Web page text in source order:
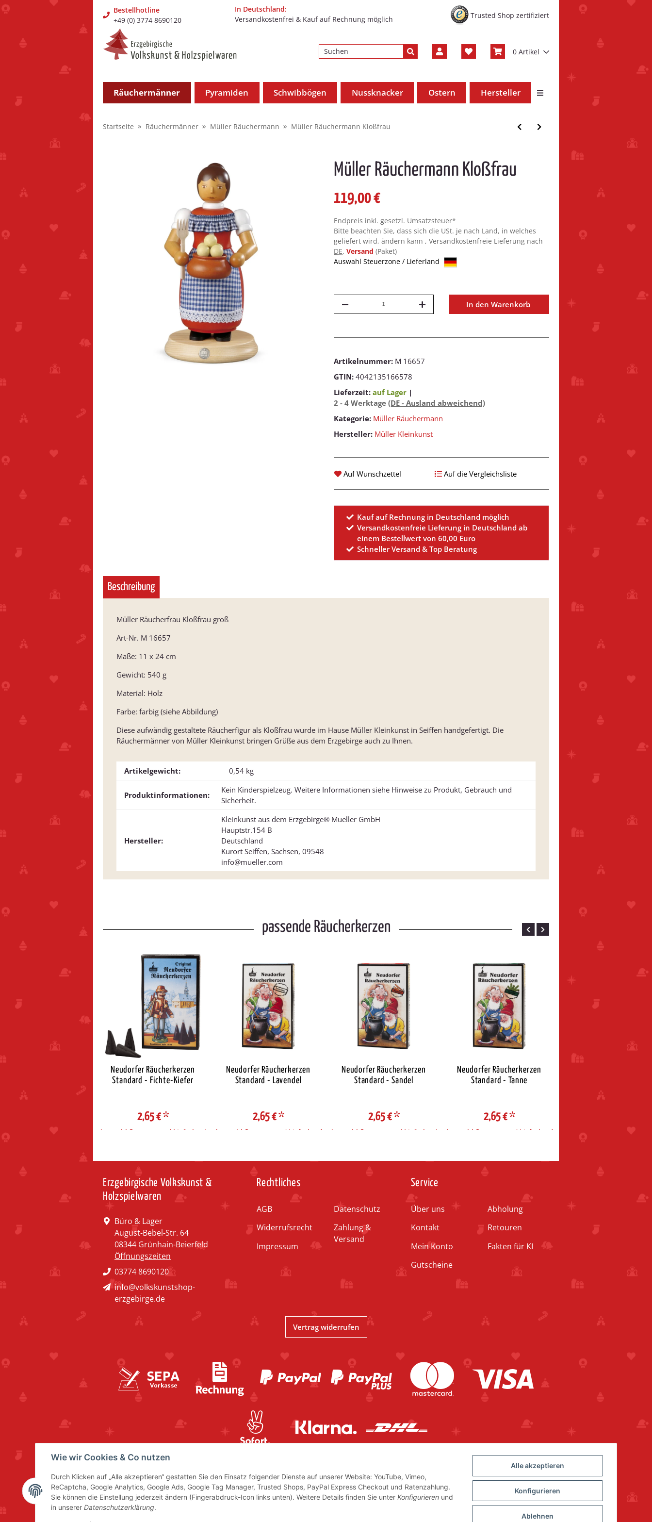
Bestellhotline
+49 (0) 3774 8690120
In Deutschland:
Versandkostenfrei & Kauf auf Rechnung möglich
Trusted Shop zertifiziert
0 Artikel
Räuchermänner Pyramiden Schwibbögen Nussknacker Ostern Hersteller
Startseite Räuchermänner Müller Räuchermann Müller Räuchermann Kloßfrau
Müller Räuchermann Kloßfrau
119,00 €
Endpreis inkl. gesetzl. Umsatzsteuer*
Bitte beachten Sie, dass sich die USt. je nach Land, in welches
geliefert wird, ändern kann , Versandkostenfreie Lieferung nach
DE. Versand (Paket)
Auswahl Steuerzone / Lieferland
In den Warenkorb
Artikelnummer: M 16657
GTIN: 4042135166578
Lieferzeit: auf Lager |
2 - 4 Werktage (DE - Ausland abweichend)
Kategorie: Müller Räuchermann
Hersteller: Müller Kleinkunst
Auf Wunschzettel Auf die Vergleichsliste
Kauf auf Rechnung in Deutschland möglich
Versandkostenfreie Lieferung in Deutschland ab
einem Bestellwert von 60,00 Euro
Schneller Versand & Top Beratung
Beschreibung
Müller Räucherfrau Kloßfrau groß
Art-Nr. M 16657
Maße: 11 x 24 cm
Gewicht: 540 g
Material: Holz
Farbe: farbig (siehe Abbildung)
Diese aufwändig gestaltete Räucherfigur als Kloßfrau wurde im Hause Müller Kleinkunst in Seiffen handgefertigt. Die
Räuchermänner von Müller Kleinkunst bringen Grüße aus dem Erzgebirge auch zu Ihnen.
Artikelgewicht: 0,54 kg
Produktinformationen:
Kein Kinderspielzeug. Weitere Informationen siehe Hinweise zu Produkt, Gebrauch und
Sicherheit.
Hersteller:
Kleinkunst aus dem Erzgebirge® Mueller GmbH
Hauptstr.154 B
Deutschland
Kurort Seiffen, Sachsen, 09548
info@mueller.com
passende Räucherkerzen
Steuerzone / Lieferland
Neudorfer Räucherkerzen
Standard - Fichte-Kiefer
2,65 €*
Auswahl Steuerzone / Lieferland
Neudorfer Räucherkerzen
Standard - Lavendel
2,65 €*
Auswahl Steuerzone / Lieferland
Neudorfer Räucherkerzen
Standard - Sandel
2,65 €*
Auswahl Steuerzone / Lieferland
Neudorfer Räucherkerzen
Standard - Tanne
2,65 €*
Auswahl Steuerzone / Lieferland Auswahl Steuerzone /
Erzgebirgische Volkskunst &
Holzspielwaren
Büro & Lager
August-Bebel-Str. 64
08344 Grünhain-Beierfeld
Öffnungszeiten
03774 8690120
info@volkskunstshop-
erzgebirge.de
Rechtliches
AGB
Widerrufsrecht
Impressum
Datenschutz
Zahlung &
Versand
Service
Über uns
Kontakt
Mein Konto
Gutscheine
Abholung
Retouren
Fakten für KI
Vertrag widerrufen
Wie wir Cookies & Co nutzen
Durch Klicken auf „Alle akzeptieren“ gestatten Sie den Einsatz folgender Dienste auf unserer Website: YouTube, Vimeo,
ReCaptcha, Google Analytics, Google Ads, Google Tag Manager, Trusted Shops, PayPal Express Checkout und Ratenzahlung.
Sie können die Einstellung jederzeit ändern (Fingerabdruck-Icon links unten). Weitere Details finden Sie unter Konfigurieren und
in unserer Datenschutzerklärung.
Alle akzeptieren
Konfigurieren
Ablehnen